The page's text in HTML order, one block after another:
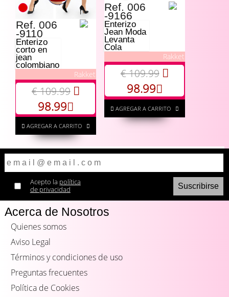
Ref. 006
-9110
Enterizo
corto en
jean
colombiano
Rakket
€ 109.99
98.99
AGREGAR A CARRITO
Ref. 006
-9166
Enterizo
Jean Moda
Levanta
Cola
Rakket
€ 109.99
98.99
AGREGAR A CARRITO
Acepto la política
de privacidad
Acerca de Nosotros
Quienes somos
Aviso Legal
Términos y condiciones de uso
Preguntas frecuentes
Política de Cookies